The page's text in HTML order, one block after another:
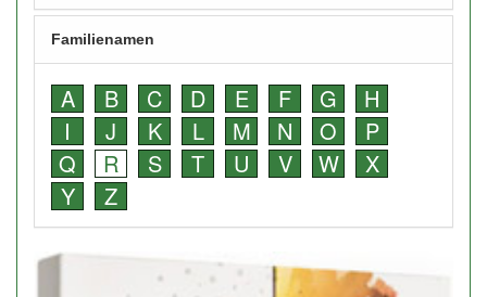
Familienamen
A B C D E F G
H
I
J K L M N O
P
Q
R S T U V W
X
Y
Z